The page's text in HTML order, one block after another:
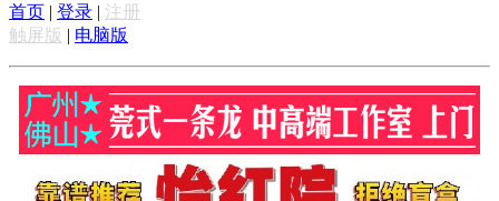
首页 | 登录 | 注册
触屏版 | 电脑版